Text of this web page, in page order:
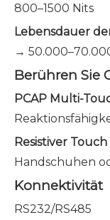
800–1500 Nits
Lebensdauer
→
Berühren Sie
PCAP Multi-
Resistiver Touch
Handschuhen
Konnektivität
RS232/RS485